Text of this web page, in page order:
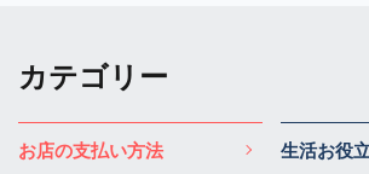
カテゴリー
お店の支払い方法 生活お役